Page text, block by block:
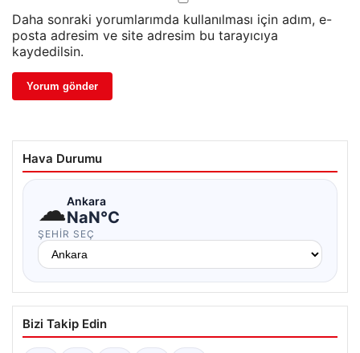
Daha sonraki yorumlarımda kullanılması için adım, e-
posta adresim ve site adresim bu tarayıcıya
kaydedilsin.
Hava Durumu
☁Ankara
NaN°C
ŞEHIR SEÇ
Bizi Takip Edin